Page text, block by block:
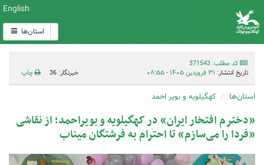
English
استان‌ها
کد مطلب: 371543
تاریخ انتشار: ۳۱ فروردین ۱۴۰۵ - ۰۸:۵۵ خبرنگار: 36 چاپ
استان‌ها کهگیلویه و بویر احمد
«دخترم افتخار ایران» در کهگیلویه و بویراحمد؛ از نقاشی
«فردا را می‌سازم» تا احترام به فرشتگان میناب